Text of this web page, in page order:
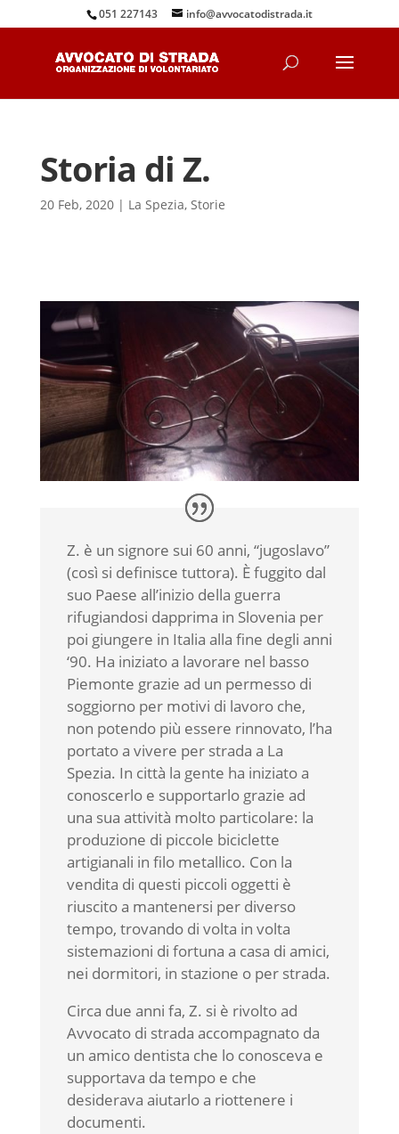
051 227143 info@avvocatodistrada.it
Storia di Z.
20 Feb, 2020| La Spezia, Storie
Z. è un signore sui 60 anni, “jugoslavo”
(così si definisce tuttora). È fuggito dal
suo Paese all’inizio della guerra
rifugiandosi dapprima in Slovenia per
poi giungere in Italia alla fine degli anni
‘90. Ha iniziato a lavorare nel basso
Piemonte grazie ad un permesso di
soggiorno per motivi di lavoro che,
non potendo più essere rinnovato, l’ha
portato a vivere per strada a La
Spezia. In città la gente ha iniziato a
conoscerlo e supportarlo grazie ad
una sua attività molto particolare: la
produzione di piccole biciclette
artigianali in filo metallico. Con la
vendita di questi piccoli oggetti è
riuscito a mantenersi per diverso
tempo, trovando di volta in volta
sistemazioni di fortuna a casa di amici,
nei dormitori, in stazione o per strada.
Circa due anni fa, Z. si è rivolto ad
Avvocato di strada accompagnato da
un amico dentista che lo conosceva e
supportava da tempo e che
desiderava aiutarlo a riottenere i
documenti.